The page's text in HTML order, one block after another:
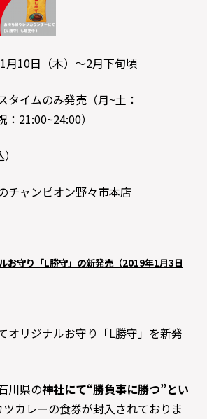
月10日（木）～2月下旬頃
タイムのみ発売（月~土：
21:00~24:00）
チャンピオン野々市本店
お守り「L勝守」の新発売（2019年1月3日
オリジナルお守り「L勝守」を新発
川県の神社にて“勝負事に勝つ”とい
ツカレーの食券が封入されておりま